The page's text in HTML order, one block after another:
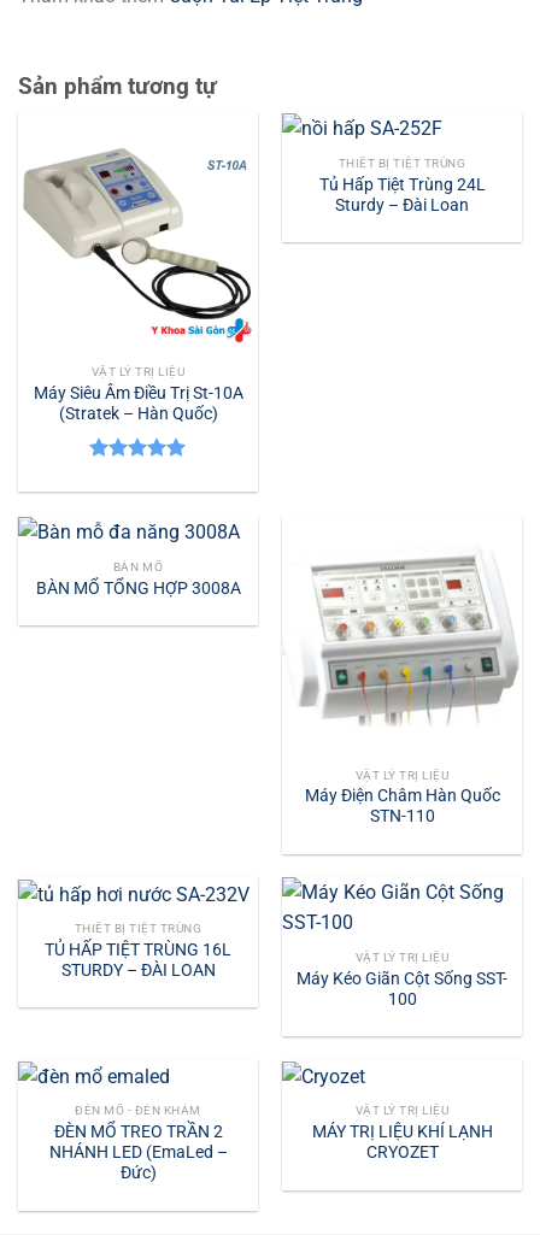
Sản phẩm tương tự
VẬT LÝ TRỊ LIỆU
Máy Siêu Âm Điều Trị St-10A
(Stratek – Hàn Quốc)
hạng5.00
THIẾT BỊ TIỆT TRÙNG
Tủ Hấp Tiệt Trùng 24L
Sturdy – Đài Loan
BÀN MỔ
BÀN MỔ TỔNG HỢP 3008A
VẬT LÝ TRỊ LIỆU
Máy Điện Châm Hàn Quốc
STN-110
THIẾT BỊ TIỆT TRÙNG
TỦ HẤP TIỆT TRÙNG 16L
STURDY – ĐÀI LOAN
VẬT LÝ TRỊ LIỆU
Máy Kéo Giãn Cột Sống SST-
100
ĐÈN MỔ - ĐÈN KHÁM
ĐÈN MỔ TREO TRẦN 2
NHÁNH LED (EmaLed –
Đức)
VẬT LÝ TRỊ LIỆU
MÁY TRỊ LIỆU KHÍ LẠNH
CRYOZET